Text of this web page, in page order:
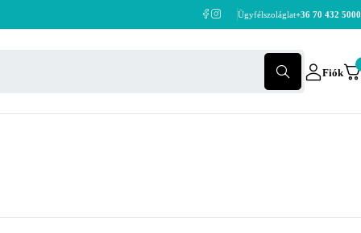
Ügyfélszoláglat+36 70 432 5000
Fiók